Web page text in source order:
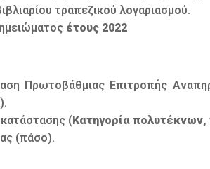
τραπεζικού λογαριασμού.
έτους 2022
Πρωτοβάθμιας Επιτροπής
).
κατάστασης (Κατηγορία
(πάσο).